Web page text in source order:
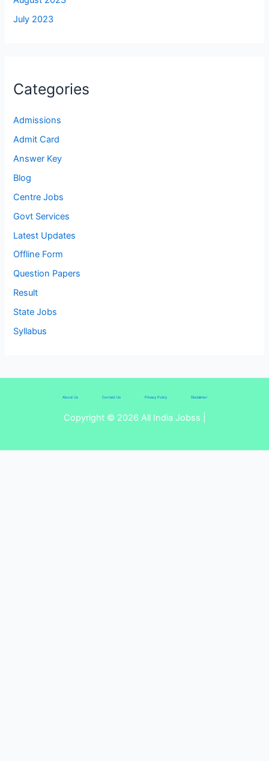
July 2023
Categories
Admissions
Admit Card
Answer Key
Blog
Centre Jobs
Govt Services
Latest Updates
Offline Form
Question Papers
Result
State Jobs
Syllabus
About Us Contact Us Privacy Policy Disclaimer
Copyright © 2026 All India Jobss |